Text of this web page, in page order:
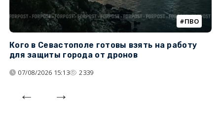
ПВО
Кого в Севастополе готовы взять на работу
для защиты города от дронов
07/08/2026 15:13 2339